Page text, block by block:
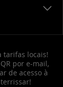
tarifas locais!
por e-mail,
de acesso à